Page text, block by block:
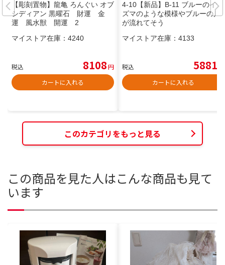
【彫刻置物】龍亀 ろんぐい オブ
シディアン 黒曜石 財運 金
運 風水獣 開運 2
マイストア在庫： 4240
税込 8108円
カートに入れる
4-10【新品】B-11 ブルーのイナ
ズマのような模様やブルーの川
が流れてそう
マイストア在庫： 4133
税込 5881
カートに入れる
このカテゴリをもっと見る
この商品を見た人はこんな商品も見て
います